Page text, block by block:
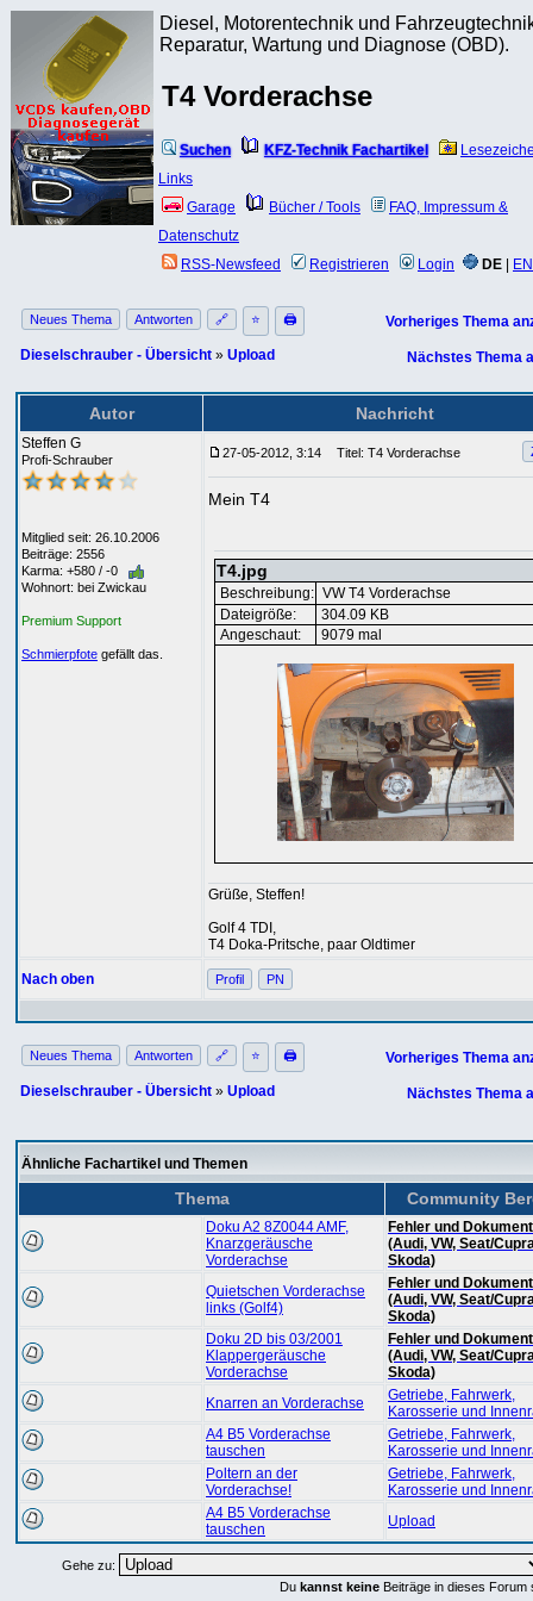
Diesel, Motorentechnik und
Reparatur, Wartung und Diagnose (OBD).
T4 Vorderachse
Suchen KFZ-Technik Fachartikel
Links
Garage
Bücher / Tools
FAQ, Impressum &
Datenschutz
RSS-Newsfeed
Registrieren Login DE EN
Neues Thema Antworten 🔗 ⭐ 🖨
Dieselschrauber - Übersicht » Upload
Vorheriges Thema
Nächstes Thema
Autor Nachricht
Steffen G
Profi-Schrauber
Mitglied seit: 26.10.2006
Beiträge: 2556
Karma: +580 / -0
Wohnort: bei Zwickau
Premium Support
Schmierpfote gefällt das.
27-05-2012, 3:14 Titel: T4 Vorderachse
Mein T4
T4.jpg
Beschreibung: VW T4 Vorderachse
Dateigröße:
304.09 KB
Angeschaut:
9079 mal
Grüße, Steffen!
Golf 4 TDI,
T4 Doka-Pritsche, paar Oldtimer
Nach oben Profil PN
Neues Thema Antworten 🔗 ⭐ 🖨
Dieselschrauber - Übersicht » Upload
Vorheriges Thema
Nächstes Thema
Ähnliche Fachartikel und Themen
Thema Community
Doku A2 8Z0044 AMF,
Knarzgeräusche
Vorderachse
Fehler und
(Audi, VW, Seat/
Skoda)
Quietschen Vorderachse
links (Golf4)
Fehler und
(Audi, VW, Seat/
Skoda)
Doku 2D bis 03/2001
Klappergeräusche
Vorderachse
Fehler und
(Audi, VW, Seat/
Skoda)
Knarren an Vorderachse
Getriebe, Fahrwerk,
Karosserie und
A4 B5 Vorderachse
tauschen
Getriebe, Fahrwerk,
Karosserie und
Poltern an der
Vorderachse!
Getriebe, Fahrwerk,
Karosserie und
A4 B5 Vorderachse
tauschen
Upload
Gehe zu:
Du kannst keine Beiträge in dieses Forum